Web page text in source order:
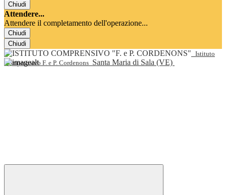
Chiudi
Attendere...
Attendere il completamento dell'operazione...
Chiudi
Chiudi
Istituto
Comprensivo F. e P. Cordenons Santa Maria di Sala (VE)